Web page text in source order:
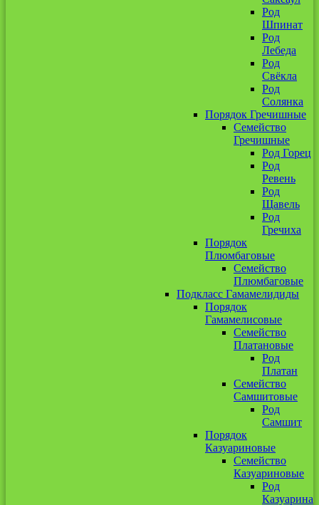
Род
Шпинат
Род
Лебеда
Род
Свёкла
Род
Солянка
Порядок Гречишные
Семейство
Гречишные
Род Горец
Род
Ревень
Род
Щавель
Род
Гречиха
Порядок
Плюмбаговые
Семейство
Плюмбаговые
Подкласс Гамамелидиды
Порядок
Гамамелисовые
Семейство
Платановые
Род
Платан
Семейство
Самшитовые
Род
Самшит
Порядок
Казуариновые
Семейство
Казуариновые
Род
Казуарина